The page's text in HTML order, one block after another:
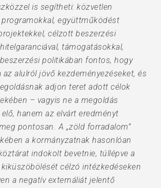
is segítheti: közvetlen
együttműködést
célzott beszerzési
támogatásokkal,
politikában fontos, hogy
az alulról jövő kezdeményezéseket, és
adjon teret adott célok
– vagyis ne a megoldás
hanem az elvárt eredményt
pontosan. A „zöld forradalom”
a kormányzatnak hasonlóan
indokolt bevetnie, túllépve a
célzó intézkedéseken
a negatív externáliát jelentő